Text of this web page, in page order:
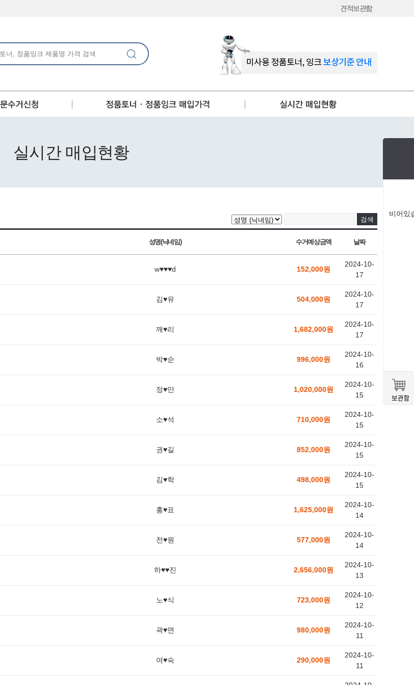
견적보관함
실시간 매입현황
성명(닉네임) 수거예상금액 날짜
w♥♥♥d 152,000원
2024-10-
17
김♥유 504,000원
2024-10-
17
깨♥리 1,682,000원
2024-10-
17
박♥순 996,000원
2024-10-
16
정♥만 1,020,000원
2024-10-
15
소♥석 710,000원
2024-10-
15
권♥길 852,000원
2024-10-
15
김♥학 498,000원
2024-10-
15
홍♥표 1,625,000원
2024-10-
14
전♥원 577,000원
2024-10-
14
하♥♥진 2,656,000원
2024-10-
13
노♥식 723,000원
2024-10-
12
곽♥면 980,000원
2024-10-
11
여♥숙 290,000원
2024-10-
11
비어있